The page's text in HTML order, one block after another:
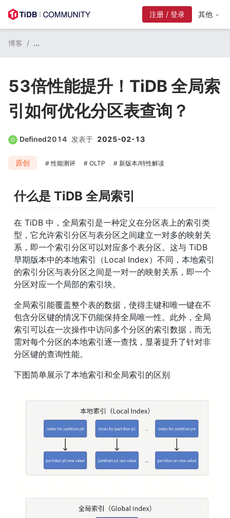
注册 / 登录 其他
博客 / ...
53倍性能提升！TiDB 全局索
引如何优化分区表查询？
Defined2014 发表于 2025-02-13
原创 性能测评 OLTP 新版本/特性解读
什么是 TiDB 全局索引
在 TiDB 中，全局索引是一种定义在分区表上的索引类
型，它允许索引分区与表分区之间建立一对多的映射关
系，即一个索引分区可以对应多个表分区。这与 TiDB
早期版本中的本地索引（Local Index）不同，本地索引
的索引分区与表分区之间是一对一的映射关系，即一个
分区对应一个局部的索引块。
全局索引能覆盖整个表的数据，使得主键和唯一键在不
包含分区键的情况下仍能保持全局唯一性。此外，全局
索引可以在一次操作中访问多个分区的索引数据，而无
需对每个分区的本地索引逐一查找，显著提升了针对非
分区键的查询性能。
下图简单展示了本地索引和全局索引的区别